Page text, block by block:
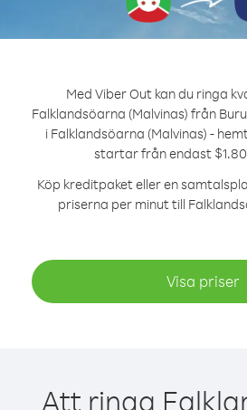
Med Viber Out kan du ringa
Falklandsöarna (Malvinas) från
i Falklandsöarna (Malvinas) -
startar från endast
Köp kreditpaket eller en
priserna per minut till
Visa priser
Att ringa